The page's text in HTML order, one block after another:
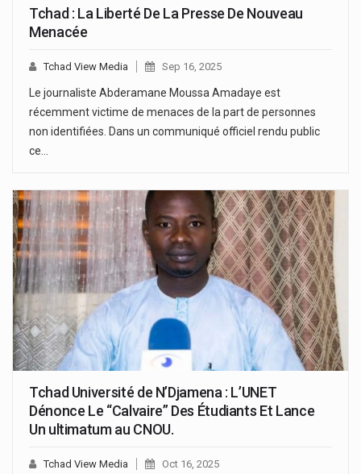
Tchad : La Liberté De La Presse De Nouveau
Menacée
Tchad View Media Sep 16, 2025
Le journaliste Abderamane Moussa Amadaye est
récemment victime de menaces de la part de personnes
non identifiées. Dans un communiqué officiel rendu public
ce…
Tchad Université de N’Djamena : L’UNET
Dénonce Le “Calvaire” Des Étudiants Et Lance
Un ultimatum au CNOU.
Tchad View Media Oct 16, 2025